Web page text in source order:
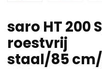
saro HT 200
roestvrij
staal/85 cm/